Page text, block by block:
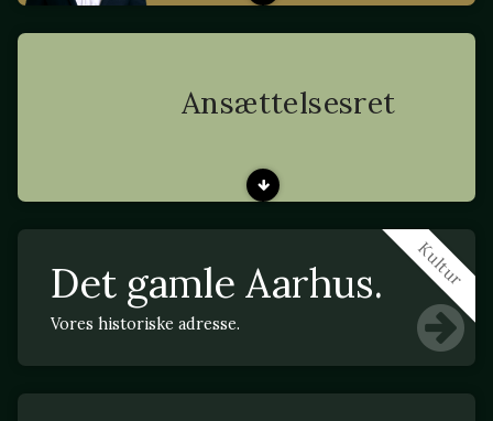
Ansættelsesret
Kultur
Det gamle Aarhus.
Vores historiske adresse.